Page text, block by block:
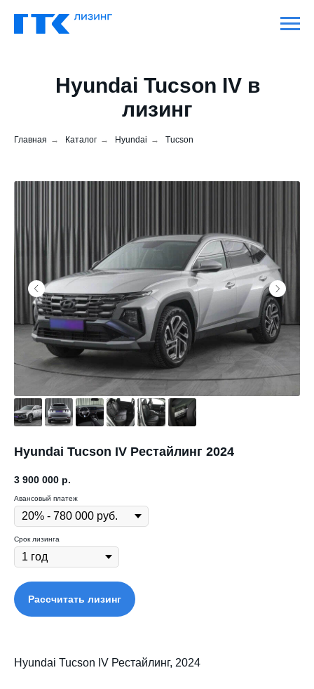
Hyundai Tucson IV в
лизинг
Главная → Каталог → Hyundai → Tucson
Hyundai Tucson IV Рестайлинг 2024
3 900 000 р.
Авансовый платеж
Срок лизинга
Рассчитать лизинг
Hyundai Tucson IV Рестайлинг, 2024